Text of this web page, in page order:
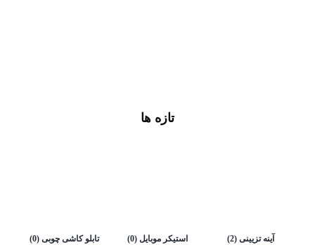
تازه ها
آینه تزیینی (2) استیکر موبایل (0) تابلو کاشی چوبی(0)